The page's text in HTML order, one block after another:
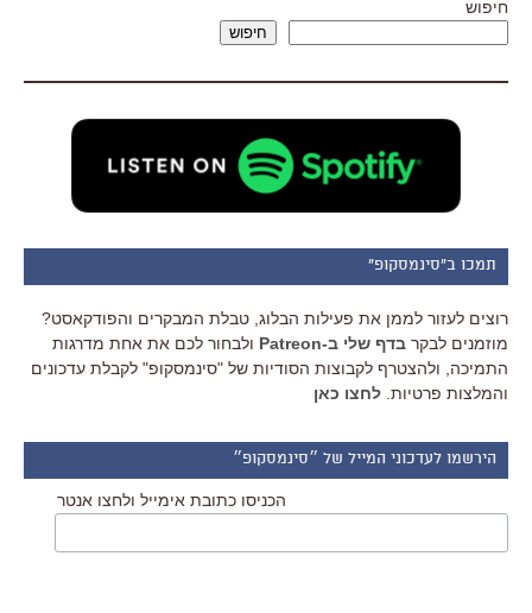
חיפוש
חיפוש
תמכו ב"סינמסקופ"
רוצים לעזור לממן את פעילות הבלוג, טבלת המבקרים והפודקאסט?
מוזמנים לבקר בדף שלי ב-Patreon
ולבחור לכם את אחת מדרגות
התמיכה, ולהצטרף לקבוצות הסודיות של "סינמסקופ" לקבלת עדכונים
והמלצות פרטיות. לחצו כאן
הירשמו לעדכוני המייל של ״סינמסקופ״
הכניסו כתובת אימייל ולחצו אנטר